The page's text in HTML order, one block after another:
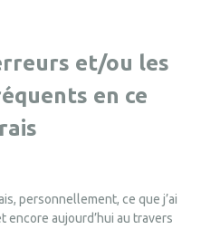
et/ou les
en ce
personnellement, ce que j’ai
encore aujourd’hui au travers